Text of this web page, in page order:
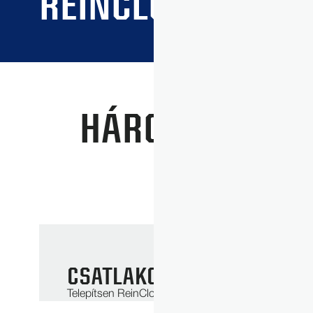
HÁROM
CSATLAKOZTASSA A
Telepítsen ReinCloud Ready™ készüléket